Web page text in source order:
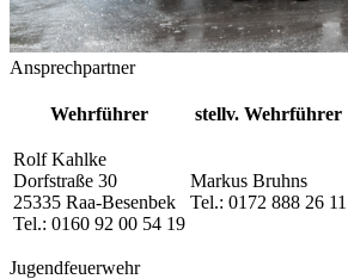
Ansprechpartner
Wehrführer stellv. Wehrführer
Rolf Kahlke
Dorfstraße 30
25335 Raa-Besenbek
Tel.: 0160 92 00 54 19
Markus Bruhns
Tel.: 0172 888 26 11
Jugendfeuerwehr